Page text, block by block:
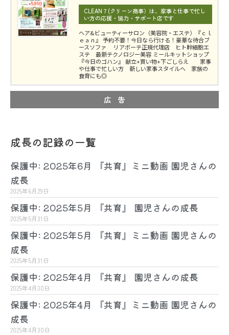
CLEAN７(クリーン商事）は、家事と仕事で忙し
い方の応援・協力・サポート店です
ヘア&ビューティーサロン（美容院・エステ）『ｃｌ
ｅａｎ』 予約不要！今日なら行ける！豪華な待合ブ
ースソファ リアボーテ正規代理店 ヒト幹細胞エ
ステ 最新テクノロジー美容 ミールキットショップ
『今日のゴハン』 献立+買い物+下ごしらえ 家事
や仕事で忙しい方 新しい家事スタイルへ 家族の
食育にも◎
広 告
成長の記録の一覧
保護中: 2025年6月 『共育』ミニ動画 園児さんの
成長
2025年6月29日
保護中: 2025年5月 『共育』 園児さんの成長
2025年5月31日
保護中: 2025年5月 『共育』ミニ動画 園児さんの
成長
2025年5月31日
保護中: 2025年4月 『共育』 園児さんの成長
2025年4月30日
保護中: 2025年4月 『共育』ミニ動画 園児さんの
成長
2025年4月30日